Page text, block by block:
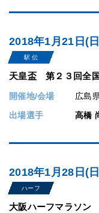
2018年1月21日(
駅 伝
天皇盃 第２３回全
開催地/会場
広島
出場選手
高橋
2018年1月28日(
ハーフ
大阪ハーフマラソン